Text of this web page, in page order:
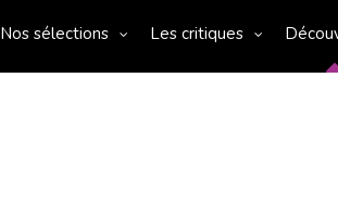
Nos sélections Les critiques